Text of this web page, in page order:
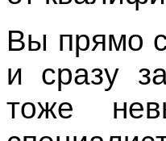
и